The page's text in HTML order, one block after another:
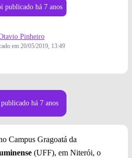
publicado há 7 anos
Pinheiro
em 20/05/2019, 13:49
há 7 anos
Campus Gragoatá da
(UFF), em Niterói, o